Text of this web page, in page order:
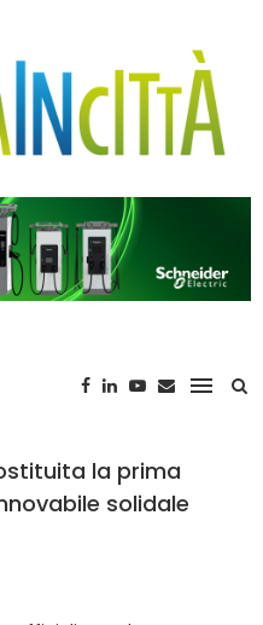
la prima
solidale